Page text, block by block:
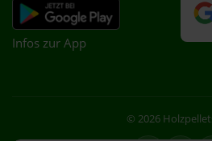
Infos zur App
© 2026